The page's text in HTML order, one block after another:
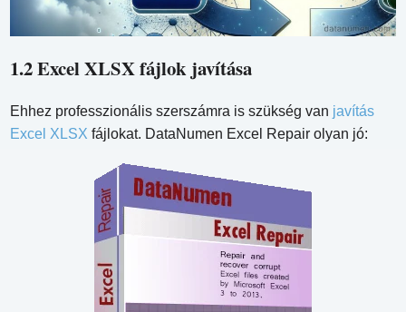
1.2 Excel XLSX fájlok javítása
Ehhez professzionális szerszámra is szükség van javítás
Excel XLSX fájlokat. DataNumen Excel Repair olyan jó: